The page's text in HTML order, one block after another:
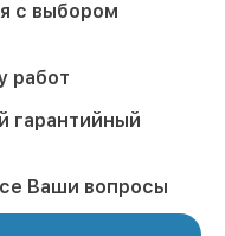
с выбором
работ
гарантийный
Ваши вопросы